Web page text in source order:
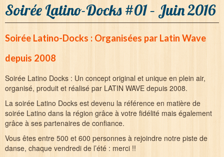
Stages
Soirées
DJ Lolo « Bachatero »
Galerie
Soirée Latino-Docks #01 – Juin 2016
Soirée Latino-Docks : Organisées par Latin Wave
depuis 2008
Soirée Latino Docks : Un concept original et unique en plein air,
organisé, produit et réalisé par LATIN WAVE depuis 2008.
La soirée Latino Docks est devenu la référence en matière de
soirée Latino dans la région grâce à votre fidélité mais également
grâce à ses partenaires de confiance.
Vous êtes entre 500 et 600 personnes à rejoindre notre piste de
danse, chaque vendredi de l’été : merci !!